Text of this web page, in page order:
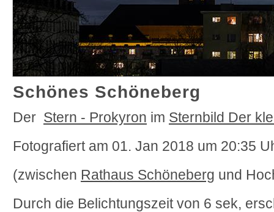
Schönes Schöneberg
Der Stern - Prokyron im Sternbild Der
Fotografiert am 01. Jan 2018 um 20:35
(zwischen Rathaus Schöneberg und
Durch die Belichtungszeit von 6 sek,